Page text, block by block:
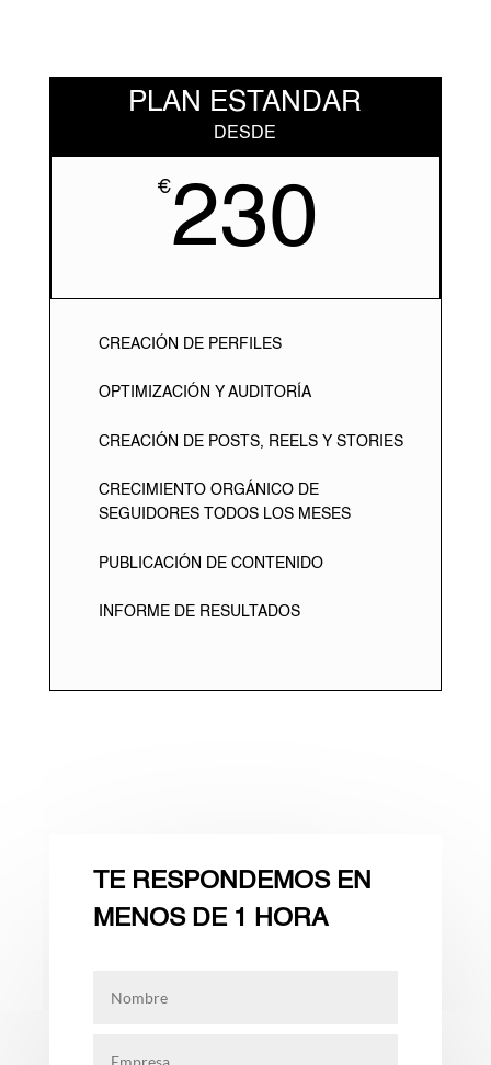
PLAN ESTANDAR
DESDE
€230
CREACIÓN DE PERFILES
OPTIMIZACIÓN Y AUDITORÍA
CREACIÓN DE POSTS, REELS Y STORIES
CRECIMIENTO ORGÁNICO DE
SEGUIDORES TODOS LOS MESES
PUBLICACIÓN DE CONTENIDO
INFORME DE RESULTADOS
TE RESPONDEMOS EN
MENOS DE 1 HORA